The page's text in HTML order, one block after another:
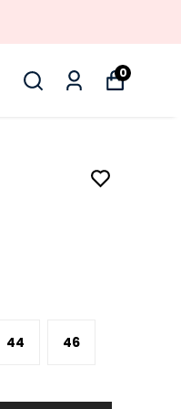
0
44 46